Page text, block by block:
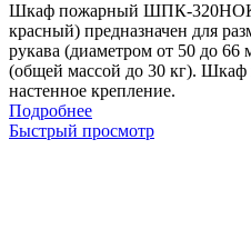
Шкаф пожарный ШПК-320НОК
красный) предназначен для
рукава (диаметром от 50 до 66
(общей массой до 30 кг). Шкаф
настенное крепление.
Подробнее
Быстрый просмотр